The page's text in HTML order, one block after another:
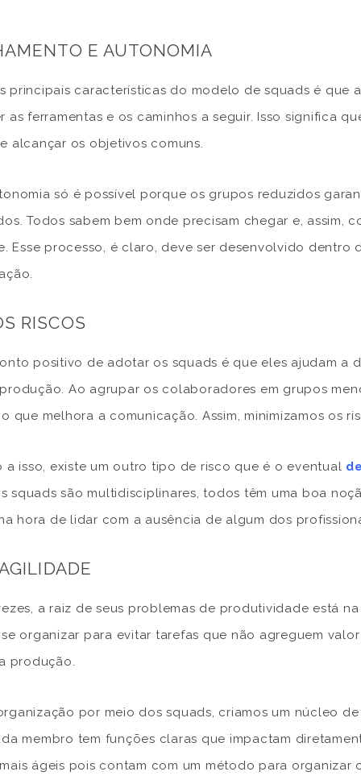
E AUTONOMIA
principais características do modelo de squads é que
as ferramentas e os caminhos a seguir. Isso significa
alcançar os objetivos comuns.
só é possível porque os grupos reduzidos
Todos sabem bem onde precisam chegar e, assim,
Esse processo, é claro, deve ser desenvolvido dentro
RISCOS
positivo de adotar os squads é que eles ajudam a
Ao agrupar os colaboradores em grupos
que melhora a comunicação. Assim, minimizamos os
a isso, existe um outro tipo de risco que é o eventual
squads são multidisciplinares, todos têm uma boa
hora de lidar com a ausência de algum dos
a raiz de seus problemas de produtividade está
organizar para evitar tarefas que não agreguem
produção.
por meio dos squads, criamos um núcleo
membro tem funções claras que impactam
ágeis pois contam com um método para organizar